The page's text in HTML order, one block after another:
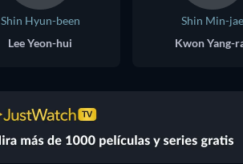
Shin Hyun-been
Lee Yeon-hui
Shin Min-jae
Kwon Yang-